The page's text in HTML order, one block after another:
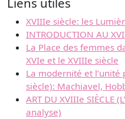
XVIIIe siècle: les
INTRODUCTION AU
La Place des femmes
XVIe et le XVIIIe siècle
La modernité et
siècle): Machiavel,
ART DU XVIIIe SIÈCLE
analyse)